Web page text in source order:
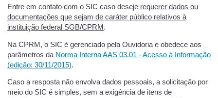
Entre em contato com o SIC caso deseje requerer dados ou
documentações que sejam de caráter público relativos à
instituição federal SGB/CPRM .
Na CPRM, o SIC é gerenciado pela Ouvidoria e obedece aos
parâmetros da Norma Interna AAS 03.01 - Acesso à Informação
(edição: 30/11/2015).
Caso a resposta não envolva dados pessoais, a solicitação por
meio do SIC é simples, sem a exigência de itens de